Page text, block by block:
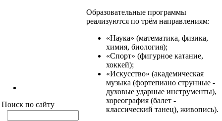
Поиск по сайту
Образовательные программы
реализуются по трём направлениям:
«Наука» (математика, физика,
химия, биология);
«Спорт» (фигурное катание,
хоккей);
«Искусство» (академическая
музыка (фортепиано струнные -
духовые ударные инструменты),
хореография (балет -
классический танец), живопись).